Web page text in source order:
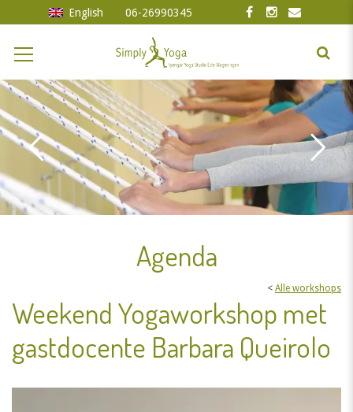
English 06-26990345
Agenda
< Alle workshops
Weekend Yogaworkshop met
gastdocente Barbara Queirolo